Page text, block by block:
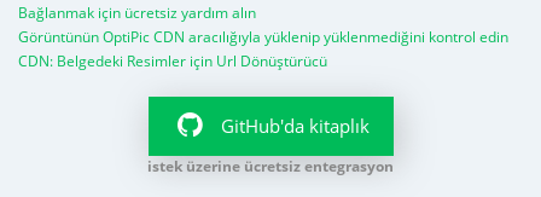
Bağlanmak için ücretsiz yardım alın
Görüntünün OptiPic CDN aracılığıyla yüklenip yüklenmediğini kontrol edin
CDN: Belgedeki Resimler için Url Dönüştürücü
GitHub'da kitaplık
istek üzerine ücretsiz entegrasyon